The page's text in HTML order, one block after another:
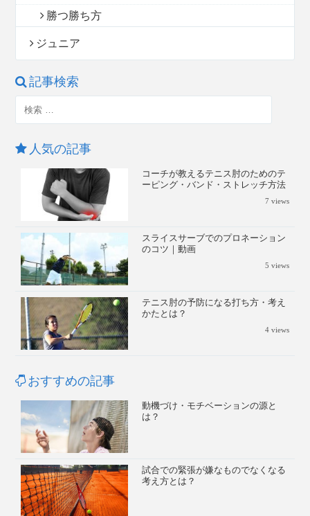
勝つ勝ち方
ジュニア
記事検索
人気の記事
コーチが教えるテニス肘のためのテ
ーピング・バンド・ストレッチ方法
7 views
スライスサーブでのプロネーション
のコツ｜動画
5 views
テニス肘の予防になる打ち方・考え
かたとは？
4 views
おすすめの記事
動機づけ・モチベーションの源と
は？
試合での緊張が嫌なものでなくなる
考え方とは？